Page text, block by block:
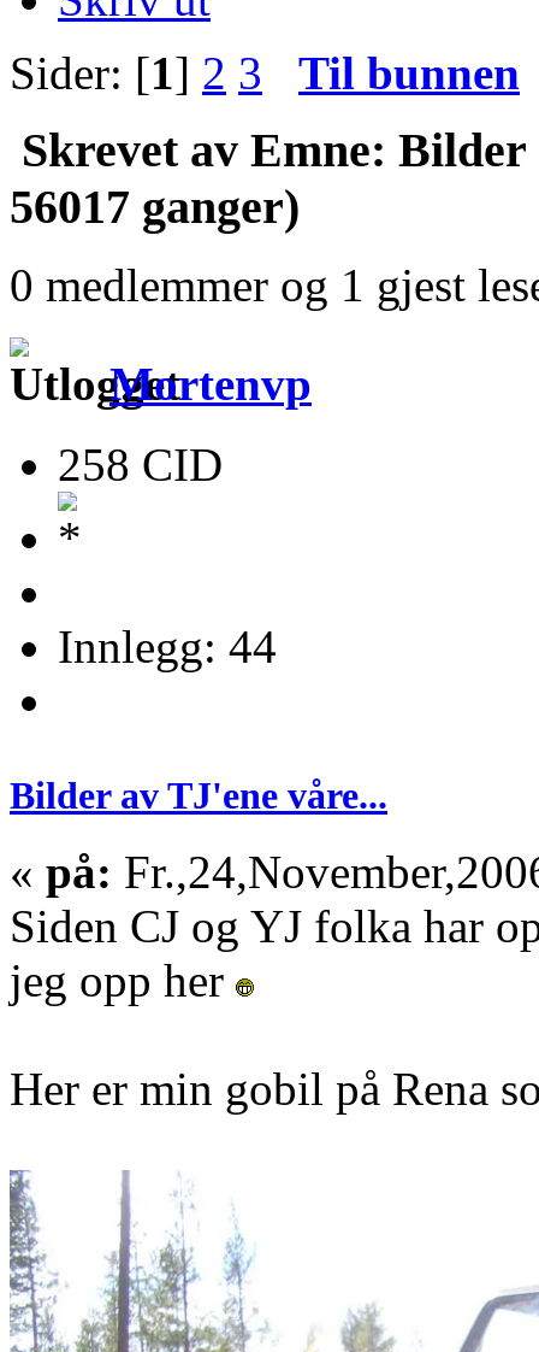
Sider: [1] 2 3 Til bunnen
Skrevet av Emne: Bilder
56017 ganger)
0 medlemmer og 1 gjest
Mortenvp
258 CID
Innlegg: 44
Bilder av TJ'ene våre...
« på:
Siden CJ og YJ folka har
jeg opp her
Her er min gobil på Rena